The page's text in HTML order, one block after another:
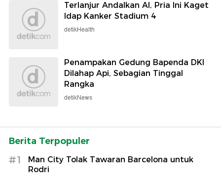
Terlanjur Andalkan AI, Pria Ini Kaget
Idap Kanker Stadium 4
detikHealth
Penampakan Gedung Bapenda DKI
Dilahap Api, Sebagian Tinggal
Rangka
detikNews
Berita Terpopuler
#1
Man City Tolak Tawaran Barcelona untuk
Rodri